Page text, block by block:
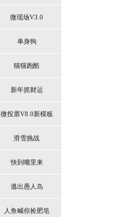
微现场V3.0
单身狗
猫猫跑酷
新年抓财运
微投票V8.0新模板
滑雪挑战
快到嘴里来
逃出愚人岛
人鱼喊你捡肥皂